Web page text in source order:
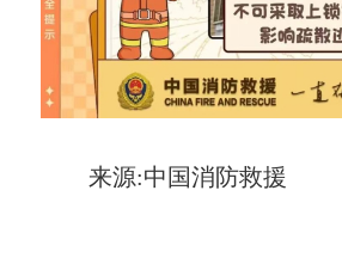
来源:中国消防救援